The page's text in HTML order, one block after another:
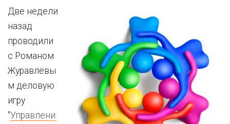
Две недели
назад
проводили
с Романом
Журавлёвы
м деловую
игру
"Управлени